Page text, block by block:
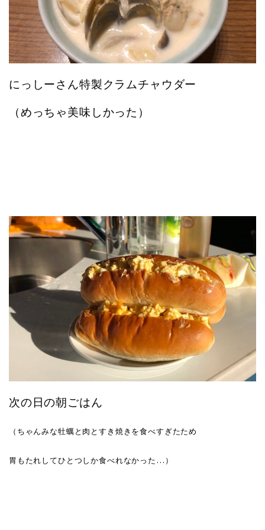
にっしーさん特製クラムチャウダー
（めっちゃ美味しかった）
次の日の朝ごはん
（ちゃんみな牡蠣と肉とすき焼きを食べすぎたため
胃もたれしてひとつしか食べれなかった…）